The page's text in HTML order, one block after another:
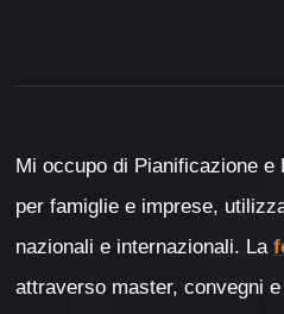
Mi occupo di Pianificazione e
per famiglie e imprese,
nazionali e internazionali. La
attraverso master, convegni